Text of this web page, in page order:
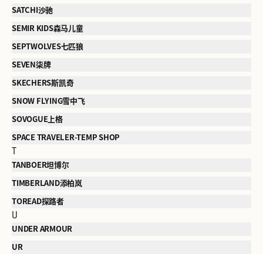
SATCHI沙驰
SEMIR KIDS森马儿童
SEPTWOLVES七匹狼
SEVEN柒牌
SKECHERS斯凯奇
SNOW FLYING雪中飞
SOVOGUE上格
SPACE TRAVELER-TEMP SHOP
T
TANBOER坦博尔
TIMBERLAND添柏岚
TOREAD探路者
U
UNDER ARMOUR
UR